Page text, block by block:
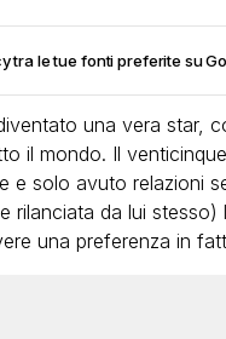
tra le tue fonti preferite su
una vera star,
il mondo. Il
e solo avuto relazioni
rilanciata da lui
una preferenza in